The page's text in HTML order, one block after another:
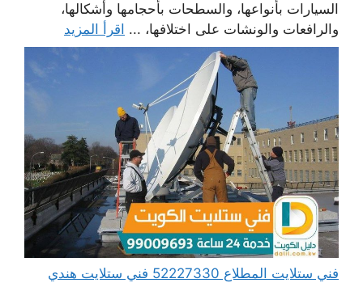
السيارات بأنواعها، والسطحات بأحجامها وأشكالها،
والرافعات والونشات على اختلافها، ... اقرأ المزيد
فني ستلايت المطلاع 52227330 فني ستلايت هندي